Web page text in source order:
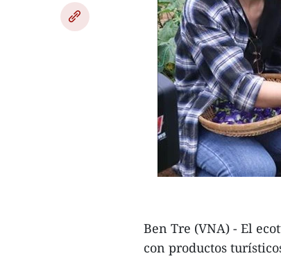
Ben Tre (VNA) - El
con productos